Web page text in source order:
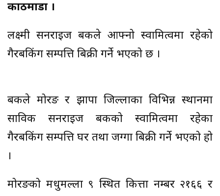
काठमाडौं ।
लक्ष्मी सनराइज बैंकले आफ्नो स्वामित्वमा रहेको
गैरबैंकिंग सम्पत्ति बिक्री गर्ने भएको छ ।
बैंकले मोरङ र झापा जिल्लाका विभिन्न स्थानमा
साविक सनराइज बैंकको स्वामित्वमा रहेका
गैरबैंकिंग सम्पत्ति घर तथा जग्गा बिक्री गर्ने भएको हो
।
मोरङको मधुमल्ला ९ स्थित कित्ता नम्बर २१६६ र